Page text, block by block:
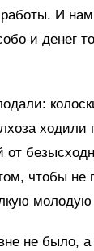
И нам
и денег
от
чтобы не
молодую
не было,